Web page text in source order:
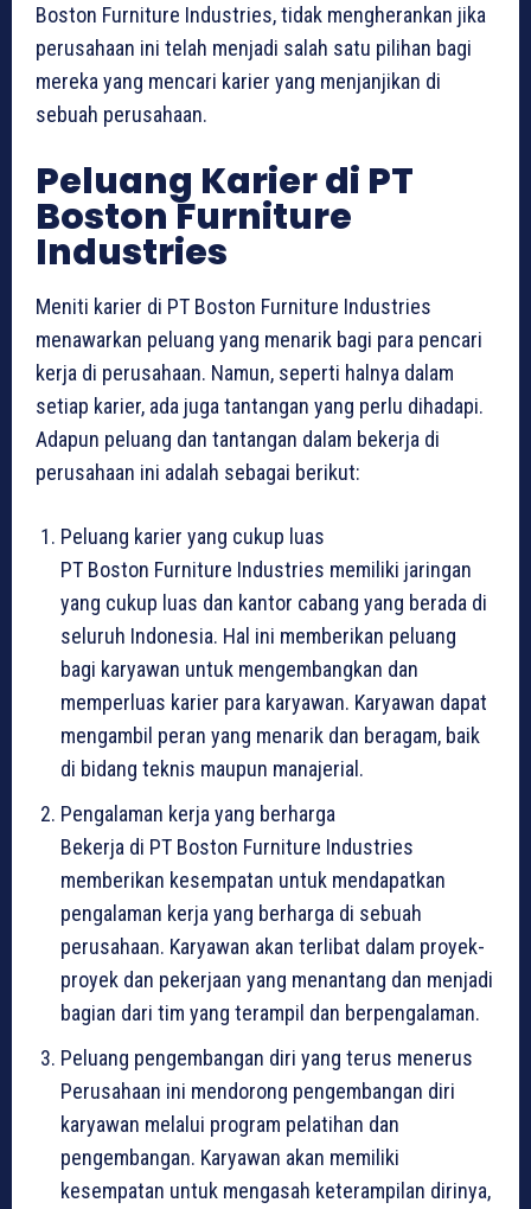
Boston Furniture Industries, tidak mengherankan jika
perusahaan ini telah menjadi salah satu pilihan bagi
mereka yang mencari karier yang menjanjikan di
sebuah perusahaan.
Peluang Karier di PT
Boston Furniture
Industries
Meniti karier di PT Boston Furniture Industries
menawarkan peluang yang menarik bagi para pencari
kerja di perusahaan. Namun, seperti halnya dalam
setiap karier, ada juga tantangan yang perlu dihadapi.
Adapun peluang dan tantangan dalam bekerja di
perusahaan ini adalah sebagai berikut:
Peluang karier yang cukup luas
PT Boston Furniture Industries memiliki jaringan
yang cukup luas dan kantor cabang yang berada di
seluruh Indonesia. Hal ini memberikan peluang
bagi karyawan untuk mengembangkan dan
memperluas karier para karyawan. Karyawan dapat
mengambil peran yang menarik dan beragam, baik
di bidang teknis maupun manajerial.
Pengalaman kerja yang berharga
Bekerja di PT Boston Furniture Industries
memberikan kesempatan untuk mendapatkan
pengalaman kerja yang berharga di sebuah
perusahaan. Karyawan akan terlibat dalam proyek-
proyek dan pekerjaan yang menantang dan menjadi
bagian dari tim yang terampil dan berpengalaman.
Peluang pengembangan diri yang terus menerus
Perusahaan ini mendorong pengembangan diri
karyawan melalui program pelatihan dan
pengembangan. Karyawan akan memiliki
kesempatan untuk mengasah keterampilan dirinya,